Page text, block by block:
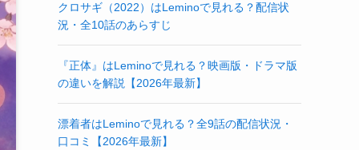
クロサギ（2022）はLeminoで見れる？配信状
況・全10話のあらすじ
『正体』はLeminoで見れる？映画版・ドラマ版
の違いを解説【2026年最新】
漂着者はLeminoで見れる？全9話の配信状況・
口コミ【2026年最新】